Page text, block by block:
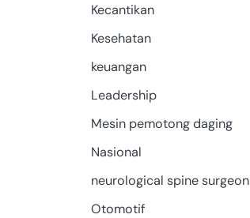
Kecantikan
Kesehatan
keuangan
Leadership
Mesin pemotong daging
Nasional
neurological spine surgeon
Otomotif